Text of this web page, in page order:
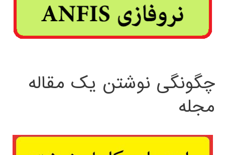
چگونگی نوشتن یک مقاله
مجله